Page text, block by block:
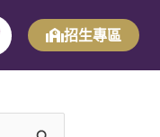
招生專區